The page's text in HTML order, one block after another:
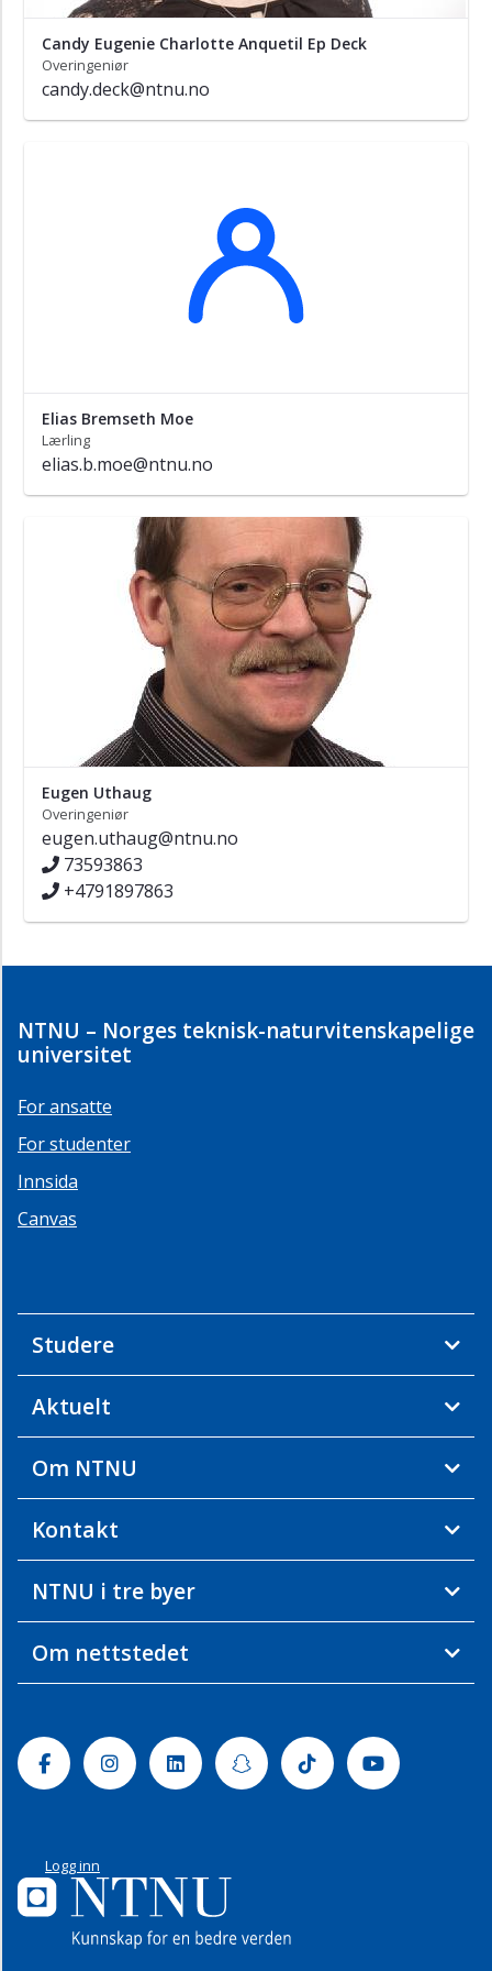
kraft
Industriell
økologi
Candy Eugenie Charlotte Anquetil Ep Deck
Overingeniør
candy.deck@ntnu.no
Elias Bremseth Moe
Lærling
elias.b.moe@ntnu.no
Eugen Uthaug
Overingeniør
eugen.uthaug@ntnu.no
73593863
+4791897863
NTNU – Norges teknisk-naturvitenskapelige
universitet
For ansatte
For studenter
Innsida
Canvas
Studere
Aktuelt
Om NTNU
Kontakt
NTNU i tre byer
Om nettstedet
FacebookInstagramLinkedinSnapchatTiktok Youtube
Logg inn